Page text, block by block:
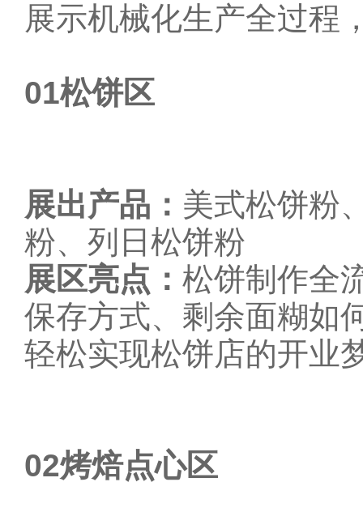
展示机械化生产全过程
01松饼区
展出产品： 美式松饼粉
粉、列日松饼粉
展区亮点： 松饼制作全
保存方式、剩余面糊如
轻松实现松饼店的开业
02烤焙点心区